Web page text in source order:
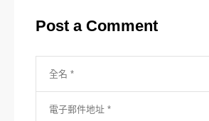
Post a Comment